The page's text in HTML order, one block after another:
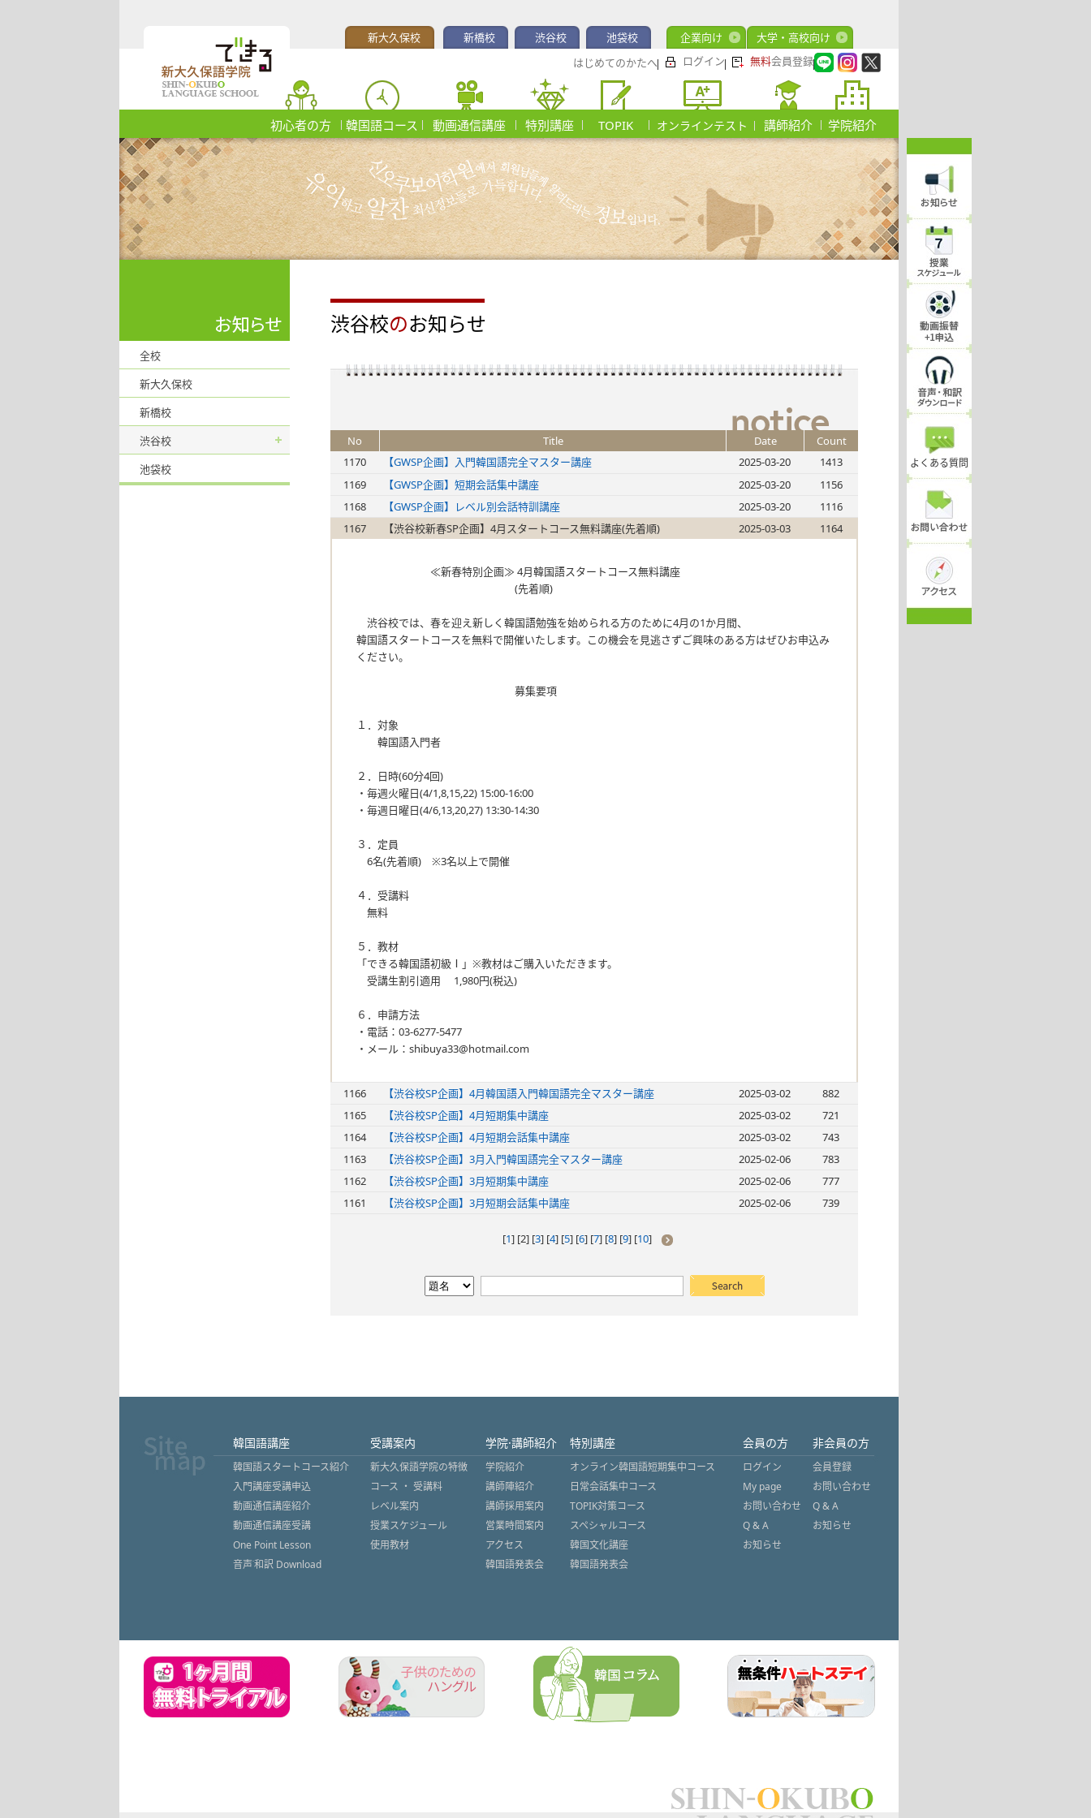
新大久保校 新橋校 渋谷校 池袋校 企業向け
大学・高校向け
はじめてのかたへ
ログイン 無料会員登録
初心者の方 韓国語コース 動画通信講座 特別講座 TOPIK オンラインテスト 講師紹介 学院紹介
全校
新大久保校
新橋校
渋谷校
池袋校
渋谷校のお知らせ
No Title Date
Count
1170
【GWSP企画】入門韓国語完全マスター講座 2025-03-20
1413
1169
【GWSP企画】短期会話集中講座 2025-03-20
1156
1168
【GWSP企画】レベル別会話特訓講座 2025-03-20
1116
1167
【渋谷校新春SP企画】4月スタートコース無料講座(先着順) 2025-03-03 1164
≪新春特別企画≫ 4月韓国語スタートコース無料講座
(先着順)
渋谷校では、春を迎え新しく韓国語勉強を始められる方のために4月の1か月間、
韓国語スタートコースを無料で開催いたします。この機会を見逃さずご興味のある方はぜひお申込み
ください。
募集要項
１．対象
韓国語入門者
２．日時(60分4回)
・毎週火曜日(4/1,8,15,22) 15:00-16:00
・毎週日曜日(4/6,13,20,27) 13:30-14:30
３．定員
6名(先着順) ※3名以上で開催
４．受講料
無料
５．教材
「できる韓国語初級Ⅰ」※教材はご購入いただきます。
受講生割引適用 1,980円(税込)
６．申請方法
・電話：03-6277-5477
・メール：shibuya33@hotmail.com
1166 【渋谷校SP企画】4月韓国語入門韓国語完全マスター講座 2025-03-02
882
1165
【渋谷校SP企画】4月短期集中講座 2025-03-02
721
1164
【渋谷校SP企画】4月短期会話集中講座 2025-03-02
743
1163
【渋谷校SP企画】3月入門韓国語完全マスター講座 2025-02-06
783
1162
【渋谷校SP企画】3月短期集中講座 2025-02-06
777
1161
【渋谷校SP企画】3月短期会話集中講座 2025-02-06 739
[1] [2] [3] [4] [5] [6] [7] [8] [9] [10]
韓国語講座
韓国語スタートコース紹介
入門講座受講申込
動画通信講座紹介
動画通信講座受講
One Point Lesson
音声˙和訳 Download
受講案内
新大久保語学院の特徴
コース ・ 受講料
レベル案内
授業スケジュール
使用教材
学院·講師紹介
学院紹介
講師陣紹介
講師採用案内
営業時間案内
アクセス
韓国語発表会
特別講座
オンライン韓国語短期集中コース
日常会話集中コース
TOPIK対策コース
スペシャルコース
韓国文化講座
韓国語発表会
会員の方
ログイン
My page
お問い合わせ
Q & A
お知らせ
非会員の方
会員登録
お問い合わせ
Q & A
お知らせ
よくある質問